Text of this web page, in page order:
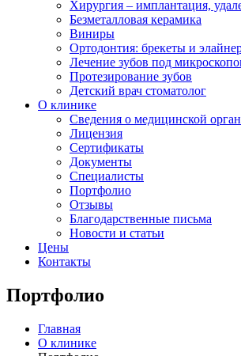
Хирургия – имплантация,
Безметалловая керамика
Виниры
Ортодонтия: брекеты и
Лечение зубов под
Протезирование зубов
Детский врач стоматолог
О клинике
Сведения о медицинской
Лицензия
Сертификаты
Документы
Специалисты
Портфолио
Отзывы
Благодарственные письма
Новости и статьи
Цены
Контакты
Портфолио
Главная
О клинике